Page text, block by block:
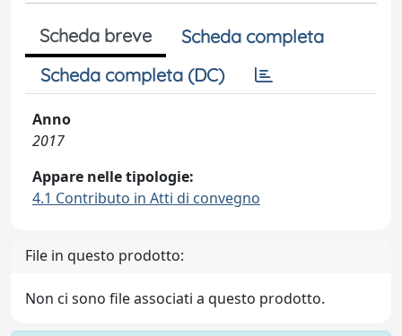
Scheda breve
Scheda completa
Scheda completa (DC)
Anno
2017
Appare nelle tipologie:
4.1 Contributo in Atti di convegno
File in questo prodotto:
Non ci sono file associati a questo prodotto.